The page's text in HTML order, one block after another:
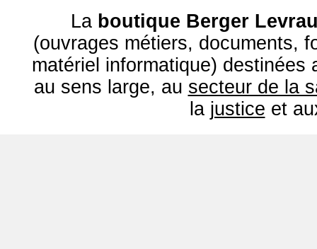
La boutique Berger
(ouvrages métiers, documents,
matériel informatique) destinées
au sens large, au secteur de la
la justice et